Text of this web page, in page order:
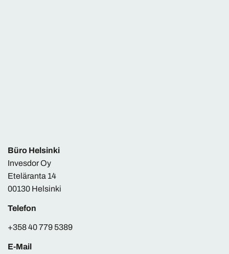
Büro Helsinki
Invesdor Oy
Eteläranta 14
00130 Helsinki
Telefon
+358 40 779 5389
E-Mail